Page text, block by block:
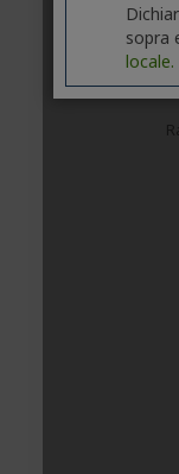
sopra
locale.